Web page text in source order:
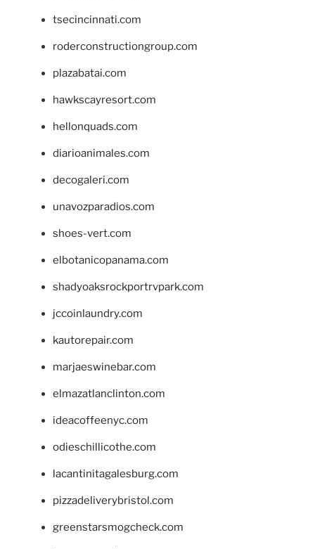
tsecincinnati.com
roderconstructiongroup.com
plazabatai.com
hawkscayresort.com
hellonquads.com
diarioanimales.com
decogaleri.com
unavozparadios.com
shoes-vert.com
elbotanicopanama.com
shadyoaksrockportrvpark.com
jccoinlaundry.com
kautorepair.com
marjaeswinebar.com
elmazatlanclinton.com
ideacoffeenyc.com
odieschillicothe.com
lacantinitagalesburg.com
pizzadeliverybristol.com
greenstarsmogcheck.com